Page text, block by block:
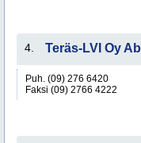
4. Teräs-LVI Oy Ab
Puh. (09) 276 6420
Faksi (09) 2766 4222